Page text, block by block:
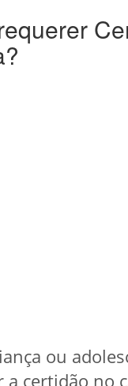
ou
a certidão no